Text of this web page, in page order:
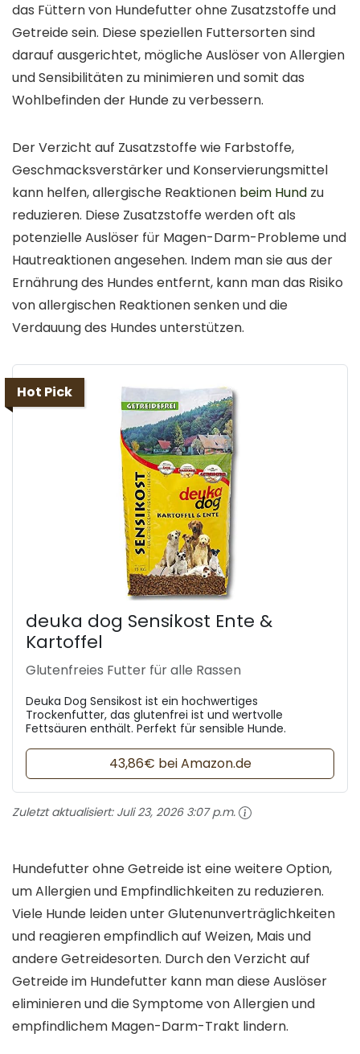
das Füttern von Hundefutter ohne Zusatzstoffe und
Getreide sein. Diese speziellen Futtersorten sind
darauf ausgerichtet, mögliche Auslöser von Allergien
und Sensibilitäten zu minimieren und somit das
Wohlbefinden der Hunde zu verbessern.
Der Verzicht auf Zusatzstoffe wie Farbstoffe,
Geschmacksverstärker und Konservierungsmittel
kann helfen, allergische Reaktionen beim Hund zu
reduzieren. Diese Zusatzstoffe werden oft als
potenzielle Auslöser für Magen-Darm-Probleme und
Hautreaktionen angesehen. Indem man sie aus der
Ernährung des Hundes entfernt, kann man das Risiko
von allergischen Reaktionen senken und die
Verdauung des Hundes unterstützen.
Hot Pick
deuka dog Sensikost Ente &
Kartoffel
Glutenfreies Futter für alle Rassen
Deuka Dog Sensikost ist ein hochwertiges
Trockenfutter, das glutenfrei ist und wertvolle
Fettsäuren enthält. Perfekt für sensible Hunde.
43,86€ bei Amazon.de
Zuletzt aktualisiert: Juli 23, 2026 3:07 p.m.
Hundefutter ohne Getreide ist eine weitere Option,
um Allergien und Empfindlichkeiten zu reduzieren.
Viele Hunde leiden unter Glutenunverträglichkeiten
und reagieren empfindlich auf Weizen, Mais und
andere Getreidesorten. Durch den Verzicht auf
Getreide im Hundefutter kann man diese Auslöser
eliminieren und die Symptome von Allergien und
empfindlichem Magen-Darm-Trakt lindern.